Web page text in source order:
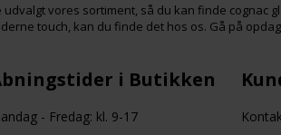
udvalgt vores sortiment, så du kan finde
touch, kan du finde det hos os. Gå på
i Butikken
- Fredag: kl. 9-17